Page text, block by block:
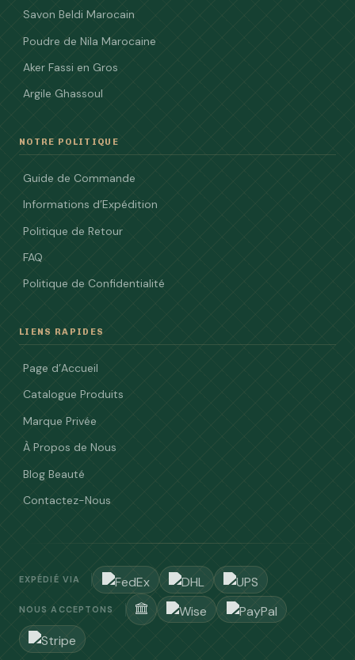
Savon Beldi Marocain
Poudre de Nila Marocaine
Aker Fassi en Gros
Argile Ghassoul
NOTRE POLITIQUE
Guide de Commande
Informations d’Expédition
Politique de Retour
FAQ
Politique de Confidentialité
LIENS RAPIDES
Page d’Accueil
Catalogue Produits
Marque Privée
À Propos de Nous
Blog Beauté
Contactez-Nous
EXPÉDIÉ VIA
NOUS ACCEPTONS